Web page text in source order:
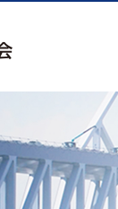
一般社団法人